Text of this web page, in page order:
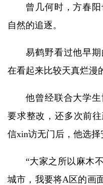
曾几何时，方春
自然的追逐。
易鹤野看过他早
在看起来比较天真烂
他曾经联合大学
要求整改，还多次前
信xin访无门后，他选择
“大家之所以麻木
城市，我要将A区的画